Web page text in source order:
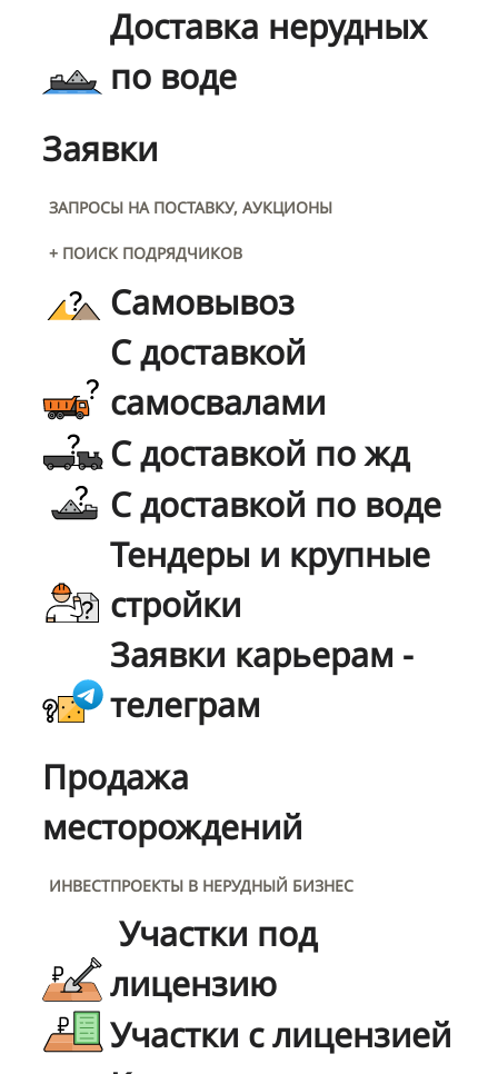
Доставка нерудных
по воде
Заявки
ЗАПРОСЫ НА ПОСТАВКУ, АУКЦИОНЫ
+ ПОИСК ПОДРЯДЧИКОВ
Самовывоз
С доставкой
самосвалами
С доставкой по жд
С доставкой по воде
Тендеры и крупные
стройки
Заявки карьерам -
телеграм
Продажа
месторождений
ИНВЕСТПРОЕКТЫ В НЕРУДНЫЙ БИЗНЕС
Участки под
лицензию
Участки с лицензией